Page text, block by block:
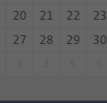
20 21 22
23
27 28 29
30